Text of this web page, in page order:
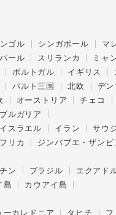
ゴル シンガポール マ
ール スリランカ ミャ
ポルトガル イギリス
バルト三国 北欧 デン
オーストリア チェコ
ブルガリア
イスラエル イラン サウ
リカ ジンバブエ・ザンビ
ン ブラジル エクアド
島
カウアイ島
ーカレドニア タヒチ フ